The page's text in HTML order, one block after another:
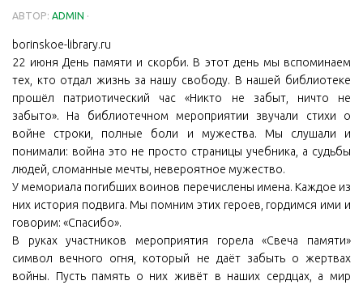
АВТОР: ADMIN ·
borinskoe-library.ru
22 июня День памяти и скорби. В этот день мы вспоминаем
тех, кто отдал жизнь за нашу свободу. В нашей библиотеке
прошёл патриотический час «Никто не забыт, ничто не
забыто». На библиотечном мероприятии звучали стихи о
войне строки, полные боли и мужества. Мы слушали и
понимали: война это не просто страницы учебника, а судьбы
людей, сломанные мечты, невероятное мужество.
У мемориала погибших воинов перечислены имена. Каждое из
них история подвига. Мы помним этих героев, гордимся ими и
говорим: «Спасибо».
В руках участников мероприятия горела «Свеча памяти»
символ вечного огня, который не даёт забыть о жертвах
войны. Пусть память о них живёт в наших сердцах, а мир